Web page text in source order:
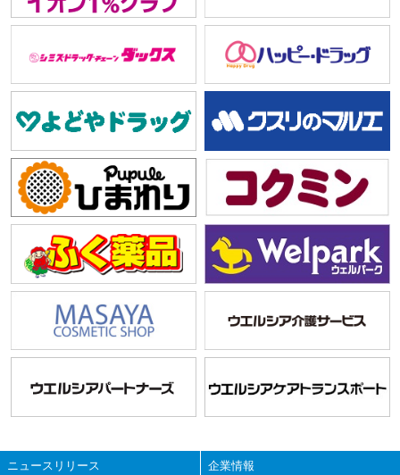
ニュースリリース 企業情報